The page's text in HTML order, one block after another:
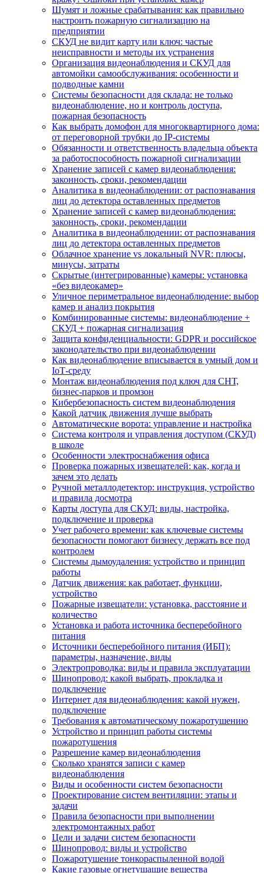
Шумят и ложные срабатывания: как правильно
настроить пожарную сигнализацию на
предприятии
СКУД не видит карту или ключ: частые
неисправности и методы их устранения
Организация видеонаблюдения и СКУД для
автомойки самообслуживания: особенности и
подводные камни
Системы безопасности для склада: не только
видеонаблюдение, но и контроль доступа,
пожарная безопасность
Как выбрать домофон для многоквартирного дома:
от переговорной трубки до IP-системы
Обязанности и ответственность владельца объекта
за работоспособность пожарной сигнализации
Хранение записей с камер видеонаблюдения:
законность, сроки, рекомендации
Аналитика в видеонаблюдении: от распознавания
лиц до детектора оставленных предметов
Хранение записей с камер видеонаблюдения:
законность, сроки, рекомендации
Аналитика в видеонаблюдении: от распознавания
лиц до детектора оставленных предметов
Облачное хранение vs локальный NVR: плюсы,
минусы, затраты
Скрытые (интегрированные) камеры: установка
«без видеокамер»
Уличное периметральное видеонаблюдение: выбор
камер и анализ покрытия
Комбинированные системы: видеонаблюдение +
СКУД + пожарная сигнализация
Защита конфиденциальности: GDPR и российское
законодательство при видеонаблюдении
Как видеонаблюдение вписывается в умный дом и
IoT‑среду
Монтаж видеонаблюдения под ключ для СНТ,
бизнес‑парков и промзон
Кибербезопасность систем видеонаблюдения
Какой датчик движения лучше выбрать
Автоматические ворота: управление и настройка
Система контроля и управления доступом (СКУД)
в школе
Особенности электроснабжения офиса
Проверка пожарных извещателей: как, когда и
зачем это делать
Ручной металлодетектор: инструкция, устройство
и правила досмотра
Карты доступа для СКУД: виды, настройка,
подключение и проверка
Учет рабочего времени: как ключевые системы
безопасности помогают бизнесу держать все под
контролем
Системы дымоудаления: устройство и принцип
работы
Датчик движения: как работает, функции,
устройство
Пожарные извещатели: установка, расстояние и
количество
Установка и работа источника бесперебойного
питания
Источники бесперебойного питания (ИБП):
параметры, назначение, виды
Электропроводка: виды и правила эксплуатации
Шинопровод: какой выбрать, прокладка и
подключение
Интернет для видеонаблюдения: какой нужен,
подключение
Требования к автоматическому пожаротушению
Устройство и принцип работы системы
пожаротушения
Разрешение камер видеонаблюдения
Сколько хранятся записи с камер
видеонаблюдения
Виды и особенности систем безопасности
Проектирование систем вентиляции: этапы и
задачи
Правила безопасности при выполнении
электромонтажных работ
Цели и задачи систем безопасности
Шинопровод: виды и устройство
Пожаротушение тонкораспыленной водой
Какие газовые огнетушащие вещества